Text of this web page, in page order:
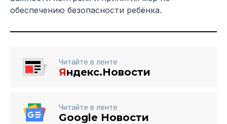
обеспечению безопасности ребёнка.
Читайте в ленте
Яндекс.Новости
Читайте в ленте
Google Новости